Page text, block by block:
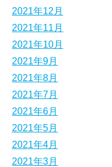
2021年12月
2021年11月
2021年10月
2021年9月
2021年8月
2021年7月
2021年6月
2021年5月
2021年4月
2021年3月